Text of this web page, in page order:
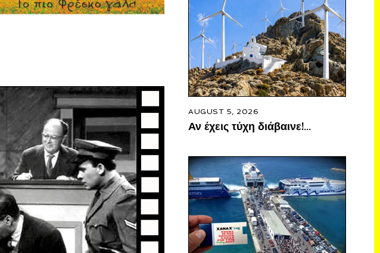
AUGUST 5, 2026
Αν έχεις τύχη διάβαινε!…